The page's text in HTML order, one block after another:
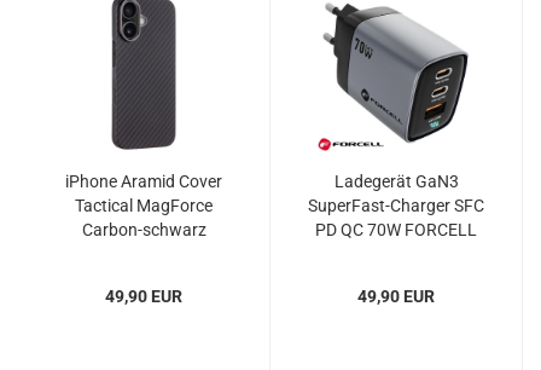
iPhone Aramid Cover
Tactical MagForce
Carbon-schwarz
49,90 EUR
Ladegerät GaN3
SuperFast-Charger SFC
PD QC 70W FORCELL
49,90 EUR